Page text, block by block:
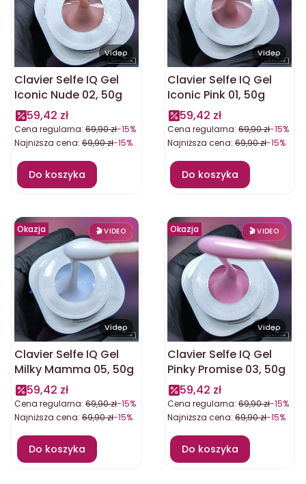
Video
Clavier Selfe IQ Gel
Iconic Nude 02, 50g
59,42 zł
Cena regularna: 69,90 zł-15%
Najniższa cena: 69,90 zł-15%
Do koszyka
Video
Clavier Selfe IQ Gel
Iconic Pink 01, 50g
59,42 zł
Cena regularna: 69,90 zł-15%
Najniższa cena: 69,90 zł-15%
Do koszyka
Okazja
Video
Clavier Selfe IQ Gel
Milky Mamma 05, 50g
59,42 zł
Cena regularna: 69,90 zł-15%
Najniższa cena: 69,90 zł-15%
Do koszyka
Okazja
Video
Clavier Selfe IQ Gel
Pinky Promise 03, 50g
59,42 zł
Cena regularna: 69,90 zł-15%
Najniższa cena: 69,90 zł-15%
Do koszyka